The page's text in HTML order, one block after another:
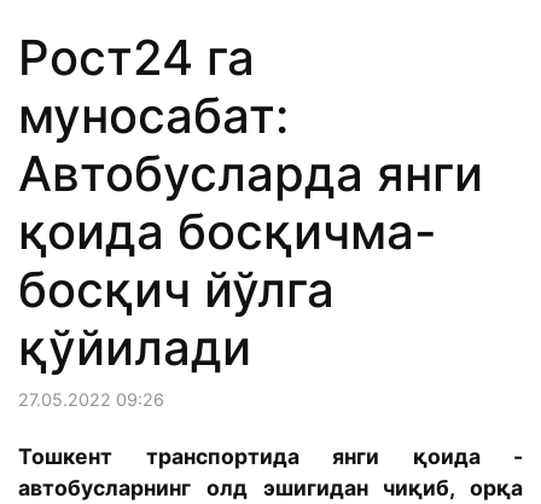
Рост24 га
муносабат:
Автобусларда янги
қоида босқичма-
босқич йўлга
қўйилади
27.05.2022 09:26
Тошкент транспортида янги қоида -
автобусларнинг олд эшигидан чиқиб, орқа